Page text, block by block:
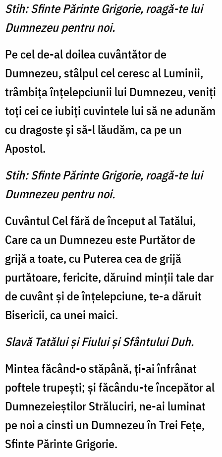
Stih: Sfinte Părinte Grigorie, roagă-te lui
Dumnezeu pentru noi.
Pe cel de-al doilea cuvântător de
Dumnezeu, stâlpul cel ceresc al Luminii,
trâmbiţa înţelepciunii lui Dumnezeu, veniţi
toţi cei ce iubiţi cuvintele lui să ne adunăm
cu dragoste şi să-l lăudăm, ca pe un
Apostol.
Stih: Sfinte Părinte Grigorie, roagă-te lui
Dumnezeu pentru noi.
Cuvântul Cel fără de început al Tatălui,
Care ca un Dumnezeu este Purtător de
grijă a toate, cu Puterea cea de grijă
purtătoare, fericite, dăruind minţii tale dar
de cuvânt şi de înţelepciune, te-a dăruit
Bisericii, ca unei maici.
Slavă Tatălui şi Fiului şi Sfântului Duh.
Mintea făcând-o stăpână, ţi-ai înfrânat
poftele trupeşti; şi făcându-te începător al
Dumnezeieştilor Străluciri, ne-ai luminat
pe noi a cinsti un Dumnezeu în Trei Feţe,
Sfinte Părinte Grigorie.